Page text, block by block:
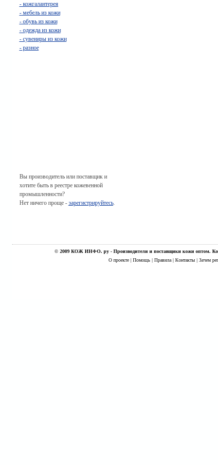
- кожгалантерея
- мебель из кожи
- обувь из кожи
- одежда из кожи
- сувениры из кожи
- разное
Вы производитель или поставщик и
хотите быть в реестре кожевенной
промышленности?
Нет ничего проще - зарегистрируйтесь.
© 2009 КОЖ ИНФО. ру - Производители и поставщики кожи оптом.
О проекте | Помощь | Правила | Контакты | Зачем